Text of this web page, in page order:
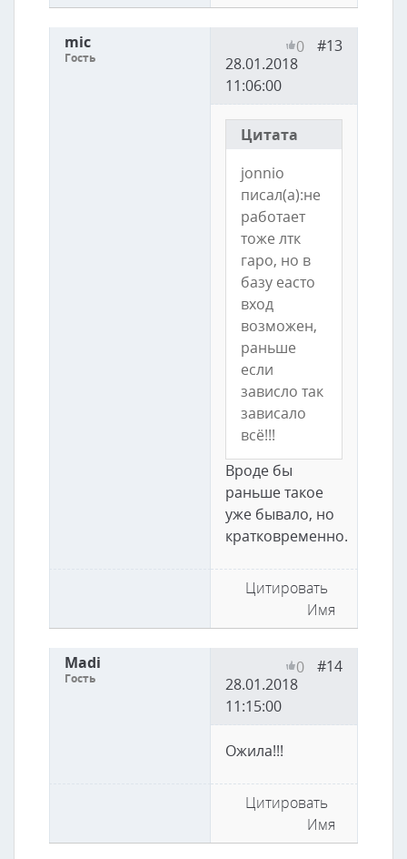
mic
Гость
#13
0
28.01.2018
11:06:00
Цитата
jonnio
писал(а):не
работает
тоже лтк
гаро, но в
базу еасто
вход
возможен,
раньше
если
зависло так
зависало
всё!!!
Вроде бы
раньше такое
уже бывало, но
кратковременно.
Цитировать
Имя
Madi
Гость
#14
0
28.01.2018
11:15:00
Ожила!!!
Цитировать
Имя